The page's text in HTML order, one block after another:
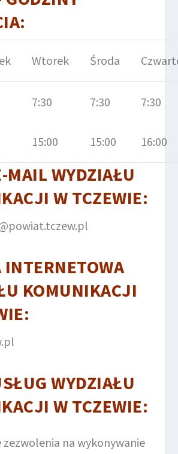
Wtorek Środa
7:30
15:00
7:30
15:00
7:30
16:00
MAIL WYDZIAŁU
W TCZEWIE:
INTERNETOWA
KOMUNIKACJI
:
WYDZIAŁU
W TCZEWIE:
zezwolenia na wykonywanie